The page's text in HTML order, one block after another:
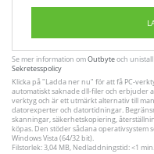
Se mer information omOutbyteoch unistall
Sekretesspolicy
Klicka på"Ladda ner nu" för att få PC-
automatiskt saknade dll-filer och erbjuder
verktyg och är ett utmärkt alternativ till
datorexperter och datortidningar.
skanningar, säkerhetskopiering,
köpas. Den stöder sådana operativsystem
Windows Vista (64/32 bit).
Filstorlek: 3,04 MB, Nedladdningstid: <1